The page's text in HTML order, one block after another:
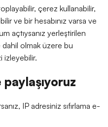
çerez kullanabilir,
ve bir hesabınız varsa ve
açtıysanız yerleştirilen
olmak üzere bu
izleyebilir.
IP adresiniz sıfırlama e-